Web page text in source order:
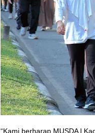
“Kami berharap MUSDA l